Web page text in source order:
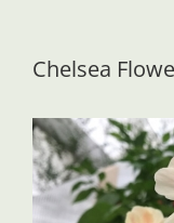
Chelsea